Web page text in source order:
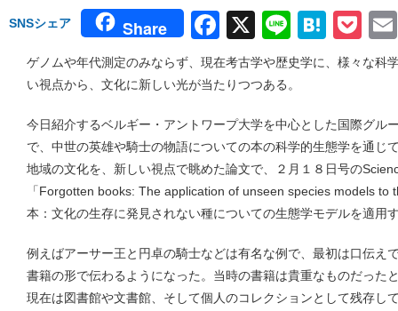
SNSシェア Share Facebook
X Line
ゲノムや年代測定のみならず、現在考古学や歴史学に、様々な科
い視点から、文化に新しい光が当たりつつある。
今日紹介するベルギー・アントワープ大学を中心とした国際グル
で、中世の英雄や騎士の物語についての本の科学的生態学を通じ
地域の文化を、新しい視点で眺めた論文で、２月１８日号の
「Forgotten books: The application of unseen species models to
本：文化の生存に発見されない種についての生態学モデルを適用
例えばアーサー王と円卓の騎士などは有名な例で、最初は口伝え
書籍の形で伝わるようになった。当時の書籍は貴重なものだった
現在は図書館や文書館、そして個人のコレクションとして残存し